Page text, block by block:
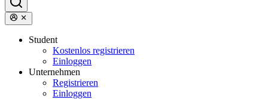
Student
Kostenlos registrieren
Einloggen
Unternehmen
Registrieren
Einloggen